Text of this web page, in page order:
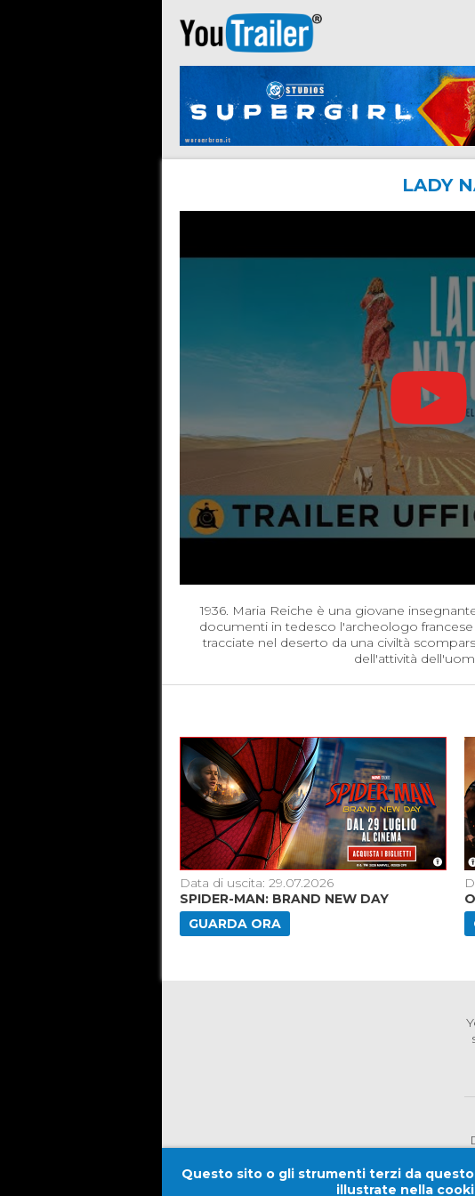
Questo sito o gli strumenti terzi da
illustrate nella
LADY
1936. Maria Reiche è una giovane
documenti in tedesco l'archeologo
tracciate nel deserto da una civiltà
dell'attività
Data di uscita: 29.07.2026
SPIDER-MAN: BRAND NEW DAY
GUARDA ORA